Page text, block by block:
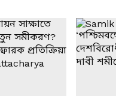
খোলসা